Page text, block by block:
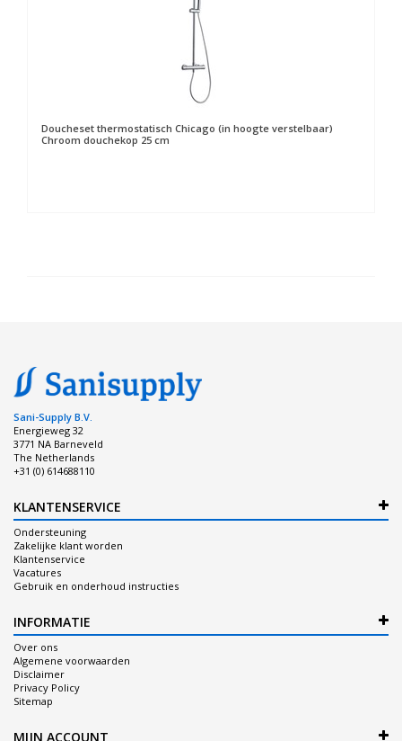
Doucheset thermostatisch Chicago (in hoogte verstelbaar)
Chroom douchekop 25 cm
Sani-Supply B.V.
Energieweg 32
3771 NA Barneveld
The Netherlands
+31 (0) 614688110
KLANTENSERVICE
Ondersteuning
Zakelijke klant worden
Klantenservice
Vacatures
Gebruik en onderhoud instructies
INFORMATIE
Over ons
Algemene voorwaarden
Disclaimer
Privacy Policy
Sitemap
MIJN ACCOUNT